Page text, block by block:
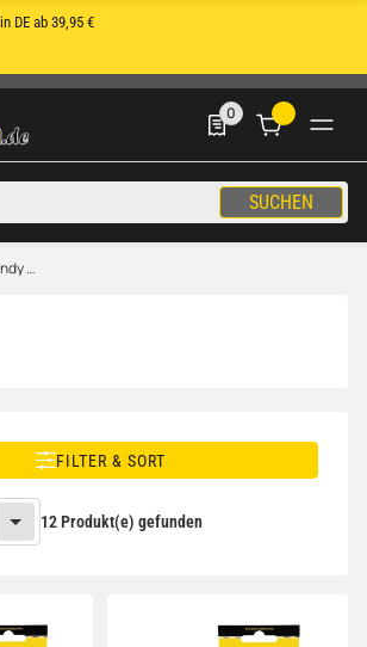
in DE ab 39,95 €
SUCHEN
0
0 Produkte in der
Smartphone Akku & Handy Akku
FILTER & SORT
12 Produkt(e) gefunden